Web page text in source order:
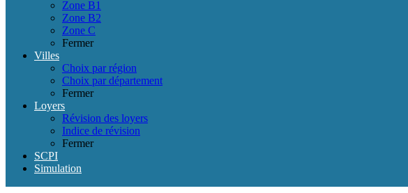
Zone B1
Zone B2
Zone C
Fermer
Villes
Choix par région
Choix par département
Fermer
Loyers
Révision des loyers
Indice de révision
Fermer
SCPI
Simulation